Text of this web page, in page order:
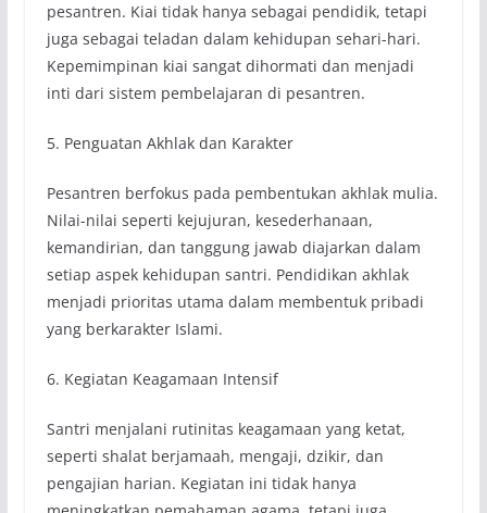
pesantren. Kiai tidak hanya sebagai pendidik, tetapi
juga sebagai teladan dalam kehidupan sehari-hari.
Kepemimpinan kiai sangat dihormati dan menjadi
inti dari sistem pembelajaran di pesantren.
5. Penguatan Akhlak dan Karakter
Pesantren berfokus pada pembentukan akhlak mulia.
Nilai-nilai seperti kejujuran, kesederhanaan,
kemandirian, dan tanggung jawab diajarkan dalam
setiap aspek kehidupan santri. Pendidikan akhlak
menjadi prioritas utama dalam membentuk pribadi
yang berkarakter Islami.
6. Kegiatan Keagamaan Intensif
Santri menjalani rutinitas keagamaan yang ketat,
seperti shalat berjamaah, mengaji, dzikir, dan
pengajian harian. Kegiatan ini tidak hanya